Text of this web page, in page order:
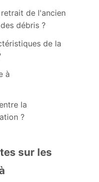
de l'ancien
débris ?
de la
à
la
?
sur les